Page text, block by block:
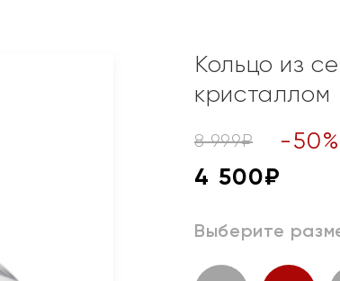
Кольцо из
кристаллом
8 999₽ -50
4 500₽
Выберите